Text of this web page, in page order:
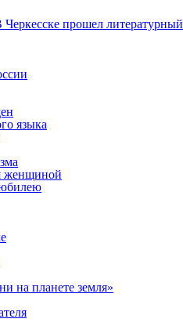
прошел
языка
женщиной
на планете земля»